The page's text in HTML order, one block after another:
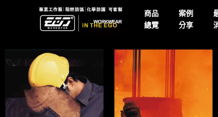
商品
總覽
案例
分享